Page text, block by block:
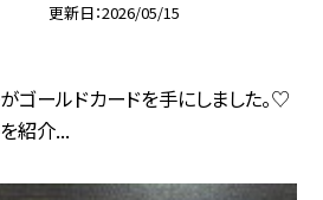
更新日 2026/05/15
ゴールドカードを手にしました。♡
紹介...